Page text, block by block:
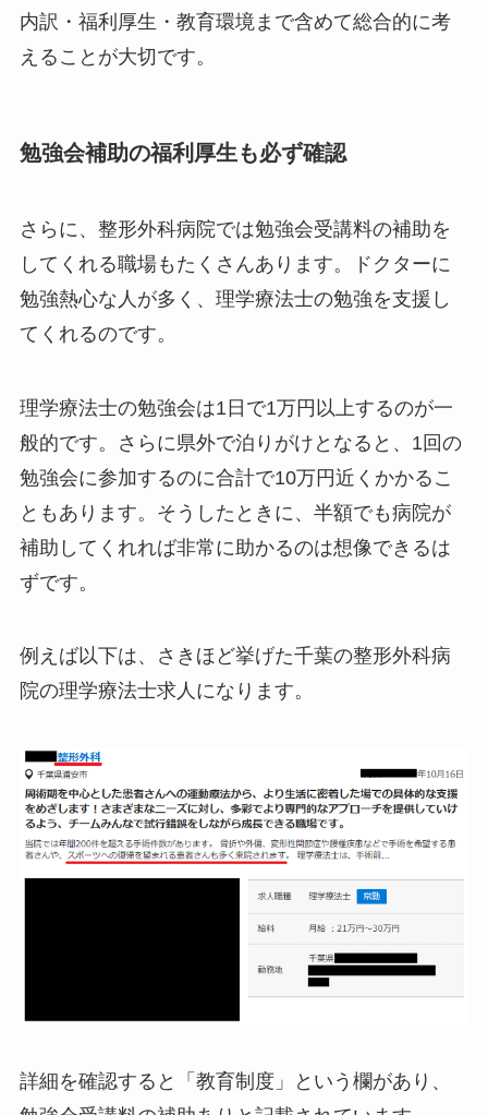
内訳・福利厚生・教育環境まで含めて総合的に考
えることが大切です。
勉強会補助の福利厚生も必ず確認
さらに、整形外科病院では勉強会受講料の補助を
してくれる職場もたくさんあります。ドクターに
勉強熱心な人が多く、理学療法士の勉強を支援し
てくれるのです。
理学療法士の勉強会は1日で1万円以上するのが一
般的です。さらに県外で泊りがけとなると、1回の
勉強会に参加するのに合計で10万円近くかかるこ
ともあります。そうしたときに、半額でも病院が
補助してくれれば非常に助かるのは想像できるは
ずです。
例えば以下は、さきほど挙げた千葉の整形外科病
院の理学療法士求人になります。
詳細を確認すると「教育制度」という欄があり、